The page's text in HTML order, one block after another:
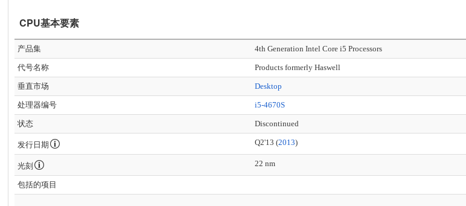
CPU基本要素
产品集 4th Generation Intel Core i5 Processors
代号名称 Products formerly Haswell
垂直市场 Desktop
处理器编号 i5-4670S
状态 Discontinued
发行日期 Q2'13 (2013)
光刻 22 nm
包括的项目